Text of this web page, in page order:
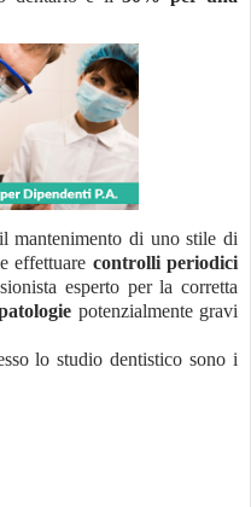
mantenimento di uno stile di
effettuare controlli periodici
esperto per la corretta
potenzialmente gravi
lo studio dentistico sono i